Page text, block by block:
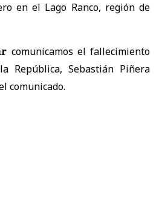
en el Lago Ranco, región de
comunicamos el fallecimiento
República, Sebastián Piñera
comunicado.